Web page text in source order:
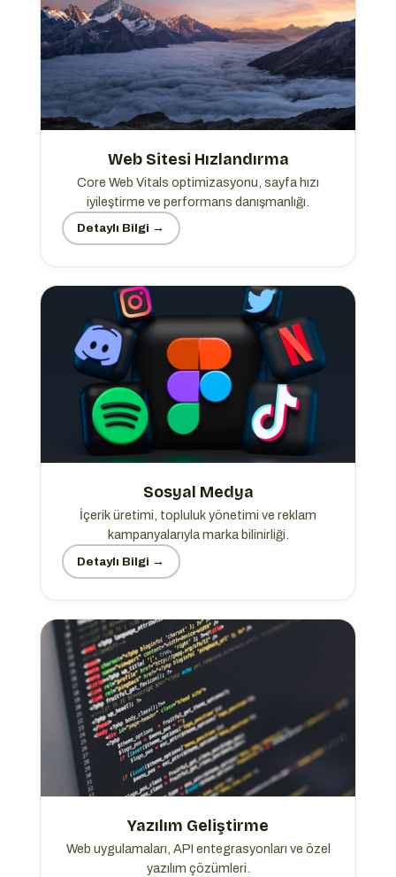
Web Sitesi Hızlandırma
Core Web Vitals optimizasyonu, sayfa hızı
iyileştirme ve performans danışmanlığı.
Detaylı Bilgi →
Sosyal Medya
İçerik üretimi, topluluk yönetimi ve reklam
kampanyalarıyla marka bilinirliği.
Detaylı Bilgi →
Yazılım Geliştirme
Web uygulamaları, API entegrasyonları ve özel
yazılım çözümleri.